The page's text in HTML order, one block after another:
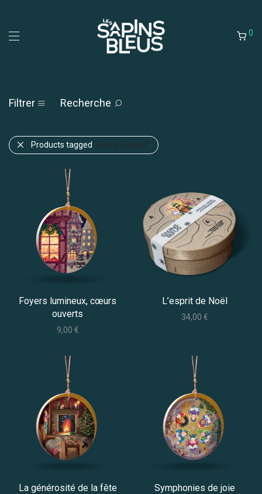
0
Filtrer Recherche
Products tagged “Fanny Delqué”
Foyers lumineux, cœurs
ouverts
9,00 €
L’esprit de Noël
34,00 €
La générosité de la fête Symphonies de joie